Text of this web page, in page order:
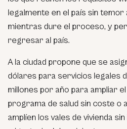
legalmente en el país sin temor
mientras dure el proceso, y
regresar al país.
A la ciudad propone que se
dólares para servicios legales
millones por año para ampliar
programa de salud sin coste o
amplíen los vales de vivienda